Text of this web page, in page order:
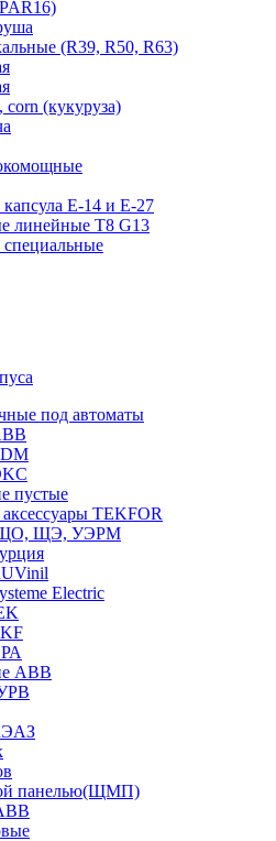
(R39, R50, R63)
(кукуруза)
Е-14 и Е-27
линейные T8 G13
под автоматы
пустые
TEKFOR
ЩО, ЩЭ, УЭРМ
Electric
ABB
панелью(ЩМП)